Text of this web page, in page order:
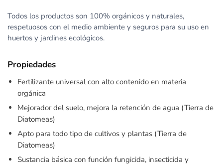
Todos los productos son 100% orgánicos y naturales,
respetuosos con el medio ambiente y seguros para su uso en
huertos y jardines ecológicos.
Propiedades
Fertilizante universal con alto contenido en materia
orgánica
Mejorador del suelo, mejora la retención de agua (Tierra de
Diatomeas)
Apto para todo tipo de cultivos y plantas (Tierra de
Diatomeas)
Sustancia básica con función fungicida, insecticida y